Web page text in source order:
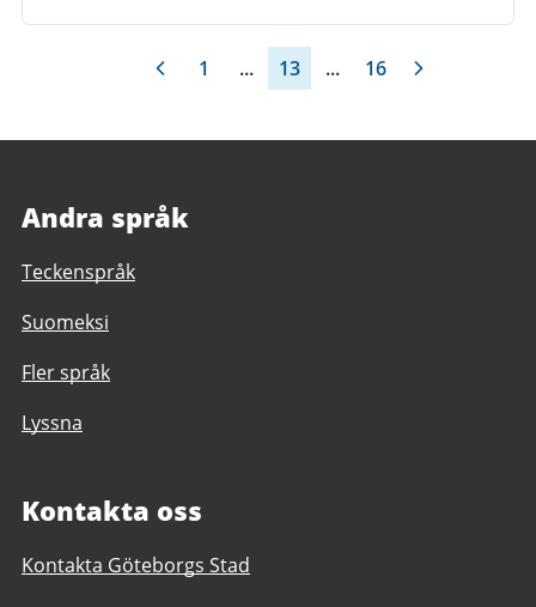
1 ... 13 ... 16
Andra språk
Teckenspråk
Suomeksi
Fler språk
Lyssna
Kontakta oss
Kontakta Göteborgs Stad